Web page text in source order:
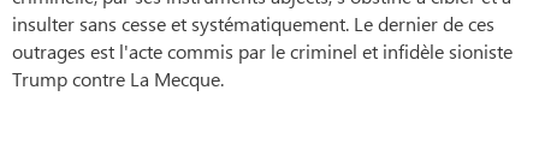
insulter sans cesse et systématiquement. Le dernier de ces
outrages est l'acte commis par le criminel et infidèle sioniste
Trump contre La Mecque.